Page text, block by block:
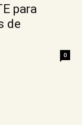
para
de
0